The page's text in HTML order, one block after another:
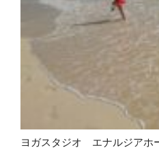
ヨガスタジオ エナルジアホ